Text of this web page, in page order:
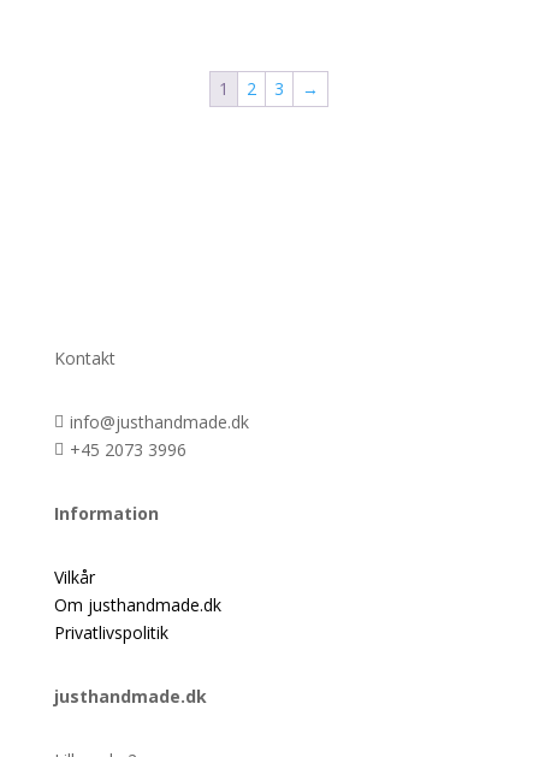
1 2 3 →
Kontakt
 info@justhandmade.dk
 +45 2073 3996
Information
Vilkår
Om justhandmade.dk
Privatlivspolitik
justhandmade.dk